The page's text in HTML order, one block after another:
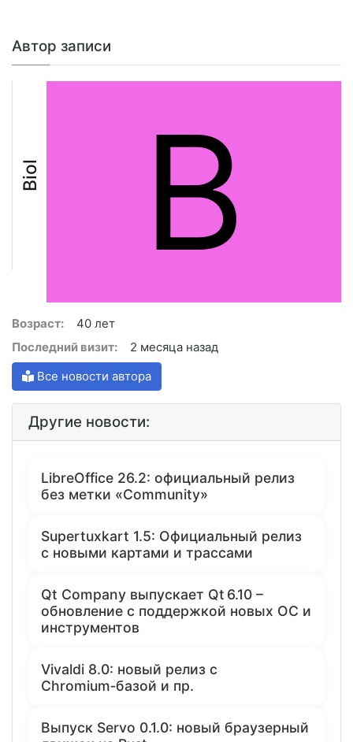
Автор записи
Biol B
Возраст:
40 лет
Последний визит:
2 месяца назад
Все новости автора
Другие новости:
LibreOffice 26.2: официальный релиз
без метки «Community»
Supertuxkart 1.5: Официальный релиз
с новыми картами и трассами
Qt Company выпускает Qt 6.10 –
обновление с поддержкой новых ОС и
инструментов
Vivaldi 8.0: новый релиз с
Chromium‑базой и пр.
Выпуск Servo 0.1.0: новый браузерный